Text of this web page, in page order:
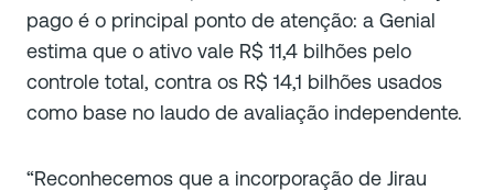
pago é o principal ponto de atenção: a Genial
estima que o ativo vale R$ 11,4 bilhões pelo
controle total, contra os R$ 14,1 bilhões usados
como base no laudo de avaliação independente.
“Reconhecemos que a incorporação de Jirau